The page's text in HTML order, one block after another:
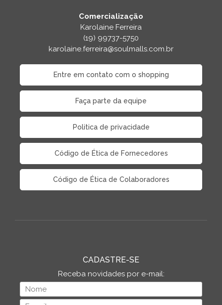
Comercialização
Karolaine Ferreira
(19) 99737-5750
karolaine.ferreira@soulmalls.com.br
Entre em contato com o shopping
Faça parte da equipe
Politica de privacidade
Código de Ética de Fornecedores
Código de Ética de Colaboradores
CADASTRE-SE
Receba novidades por e-mail: